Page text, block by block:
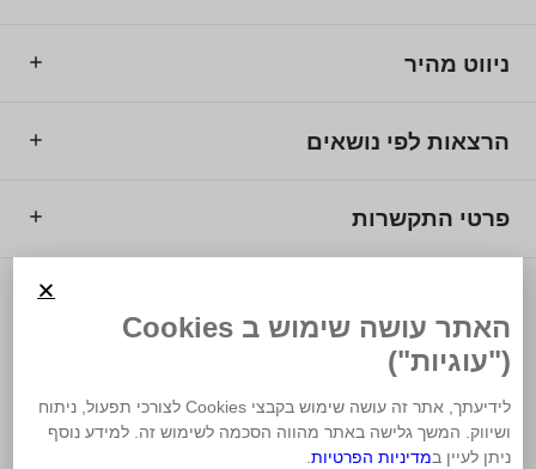
ניווט מהיר
הרצאות לפי נושאים
פרטי התקשרות
משרד פרסום
האתר עושה שימוש ב Cookies
("עוגיות")
לידיעתך, אתר זה עושה שימוש בקבצי Cookies לצורכי תפעול, ניתוח
ושיווק. המשך גלישה באתר מהווה הסכמה לשימוש זה. למידע נוסף
ניתן לעיין במדיניות הפרטיות